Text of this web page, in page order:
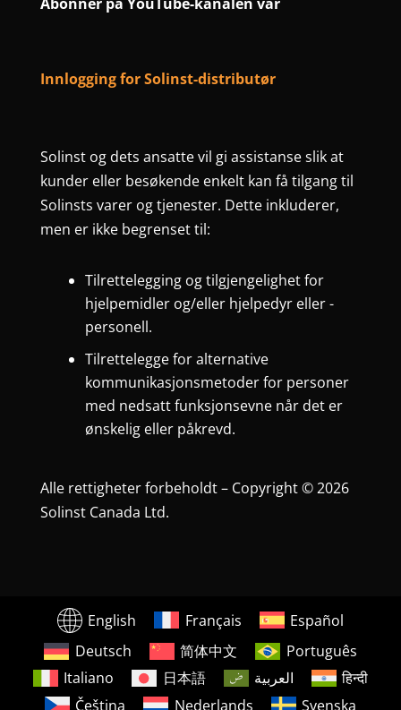
Innlogging for Solinst-distributør
Solinst og dets ansatte vil gi assistanse slik at
kunder eller besøkende enkelt kan få tilgang til
Solinsts varer og tjenester. Dette inkluderer,
men er ikke begrenset til:
Tilrettelegging og tilgjengelighet for
hjelpemidler og/eller hjelpedyr eller -
personell.
Tilrettelegge for alternative
kommunikasjonsmetoder for personer
med nedsatt funksjonsevne når det er
ønskelig eller påkrevd.
Alle rettigheter forbeholdt – Copyright © 2026
Solinst Canada Ltd.
English Français
Español
Deutsch
简体中文
Português
Italiano
日本語 العربية
हिन्दी
Čeština
Nederlands Svenska